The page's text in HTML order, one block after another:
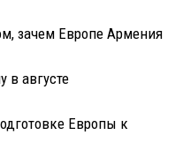
зачем Европе Армения
в августе
Европы к